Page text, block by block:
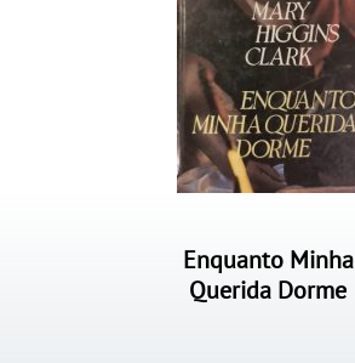
Enquanto Minha
Querida Dorme